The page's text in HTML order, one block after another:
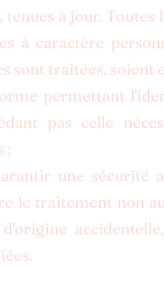
à jour.
à caractère
sont traitées, soient
permettant
pas celle
;
une sécurité
le traitement non